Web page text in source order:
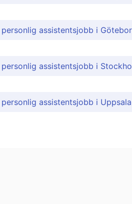
assistentsjobb i
assistentsjobb i
assistentsjobb i Uppsala